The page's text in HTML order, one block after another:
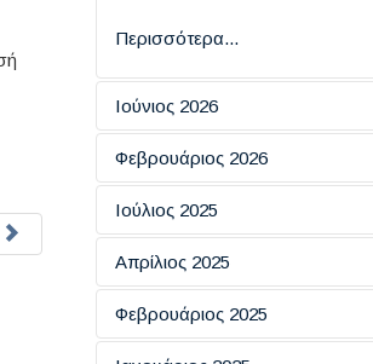
Περισσότερα...
Ιούνιος 2026
Εξετάσεις πιστοποίησης
19/06/2026
Περισσότερα...
ΑΠΑΝΤΗΣΕΙΣ ΦΥΣΙΚΗΣ ΚΑΙ
ΙΣΤΟΡΙΑΣ
Φεβρουάριος 2026
ΗΜΕΡΑ ΑΣΦΑΛΟΥΣ
18/02/2026
Περισσότερα...
Ιούλιος 2025
ΕΞΕΤΑΣΕΙΣ
ΤΟΥ MICHIGAN
Απρίλιος 2025
Eσπερίδα: "​Ο Ρόλος της
Φεβρουάριος 2025